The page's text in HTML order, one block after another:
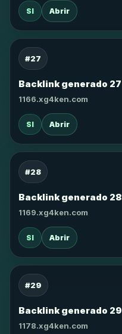
SI Abrir
#27
Backlink generado 27
1166.xg4ken.com
SI Abrir
#28
Backlink generado 28
1169.xg4ken.com
SI Abrir
#29
Backlink generado 29
1178.xg4ken.com